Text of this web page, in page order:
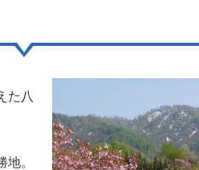
た八
。